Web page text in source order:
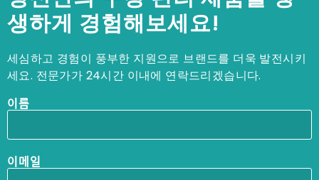
생하게 경험해보세요!
세심하고 경험이 풍부한 지원으로 브랜드를 더욱 발전시키
세요. 전문가가 24시간 이내에 연락드리겠습니다.
이름
이메일